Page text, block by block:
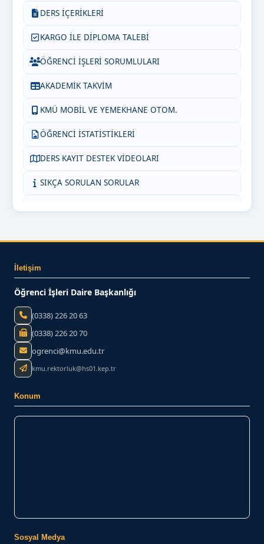
DERS İÇERİKLERİ
KARGO İLE DİPLOMA TALEBİ
ÖĞRENCİ İŞLERİ SORUMLULARI
AKADEMİK TAKVİM
KMÜ MOBİL VE YEMEKHANE OTOM.
ÖĞRENCİ İSTATİSTİKLERİ
DERS KAYIT DESTEK VİDEOLARI
SIKÇA SORULAN SORULAR
BİZE YAZIN
İletişim
Öğrenci İşleri Daire Başkanlığı
(0338) 226 20 63
(0338) 226 20 70
ogrenci@kmu.edu.tr
kmu.rektorluk@hs01.kep.tr
Konum
Sosyal Medya